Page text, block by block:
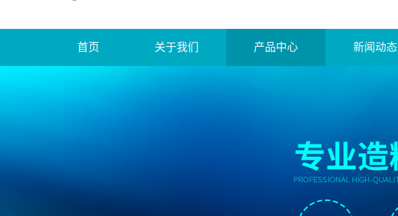
首页 关于我们 产品中心 新闻动态